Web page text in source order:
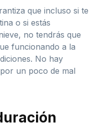
que incluso si te
o si estás
no tendrás que
funcionando a la
No hay
un poco de mal